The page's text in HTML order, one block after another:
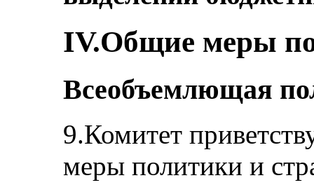
IV.Общие меры
Всеобъемлющая
9.Комитет
меры политики и